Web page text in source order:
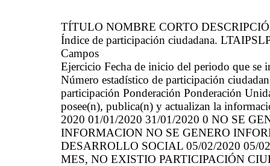
TÍTULO NOMBRE CORTO
Índice de participación ciudadana.
Campos
Ejercicio Fecha de inicio del periodo que se
Número estadístico de participación
participación Ponderación Ponderación
posee(n), publica(n) y actualizan la
2020 01/01/2020 31/01/2020 0 NO SE
INFORMACION NO SE GENERO
DESARROLLO SOCIAL 05/02/2020 05/
MES, NO EXISTIO PARTICIPACIÓN